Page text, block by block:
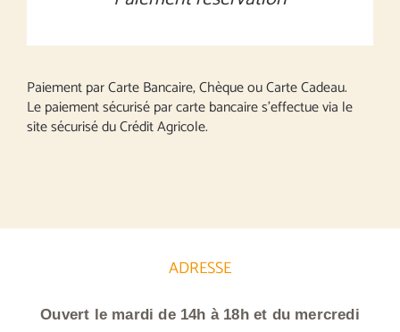
Paiement par Carte Bancaire, Chèque ou Carte Cadeau.
Le paiement sécurisé par carte bancaire s’effectue via le
site sécurisé du Crédit Agricole.
ADRESSE
Ouvert le mardi de 14h à 18h et du mercredi